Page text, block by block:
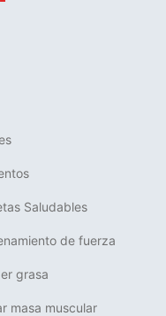
Saludables
de fuerza
grasa
masa muscular